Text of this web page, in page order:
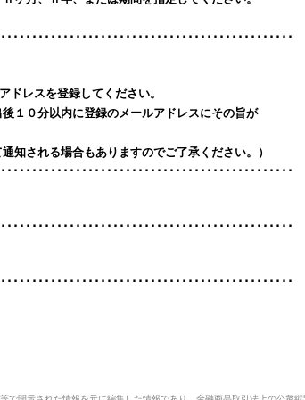
･････････････････････････････････････････････
ドレスを登録してください。
１０分以内に登録のメールアドレスにその旨が
知される場合もありますのでご了承ください。）
･････････････････････････････････････････････
･････････････････････････････････････････････
･････････････････････････････････････････････